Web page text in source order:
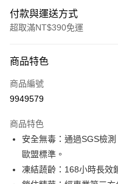
付款與運送方式
超取滿NT$390免運
POYA支付
信用卡一次付款
LINE Pay
Apple Pay
街口支付
商品特色
商品編號
9949579
商品特色
安全無毒：通過SGS檢
歐盟標準。
凍結蔬齡：168小時長效